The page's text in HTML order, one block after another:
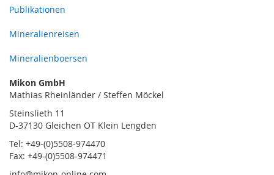
Publikationen
Mineralienreisen
Mineralienboersen
Mikon GmbH
Mathias Rheinländer / Steffen Möckel
Steinslieth 11
D-37130 Gleichen OT Klein Lengden
Tel: +49-(0)5508-974470
Fax: +49-(0)5508-974471